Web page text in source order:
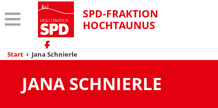
SPD-FRAKTION
HOCHTAUNUS
Start › Jana Schnierle
JANA SCHNIERLE